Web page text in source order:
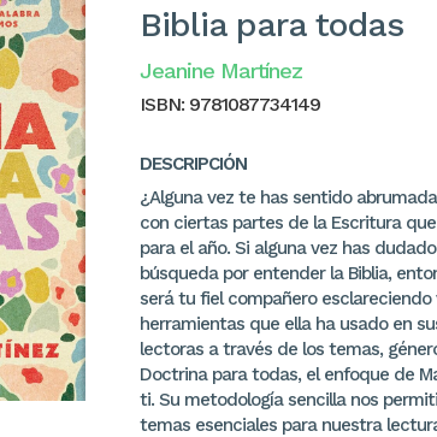
Biblia para todas
Jeanine Martínez
ISBN: 9781087734149
DESCRIPCIÓN
¿Alguna vez te has sentido
con ciertas partes de la Escritura
para el año. Si alguna vez has
búsqueda por entender la Biblia,
será tu fiel compañero
herramientas que ella ha usado en
lectoras a través de los temas,
Doctrina para todas, el enfoque de
ti. Su metodología sencilla nos
temas esenciales para nuestra